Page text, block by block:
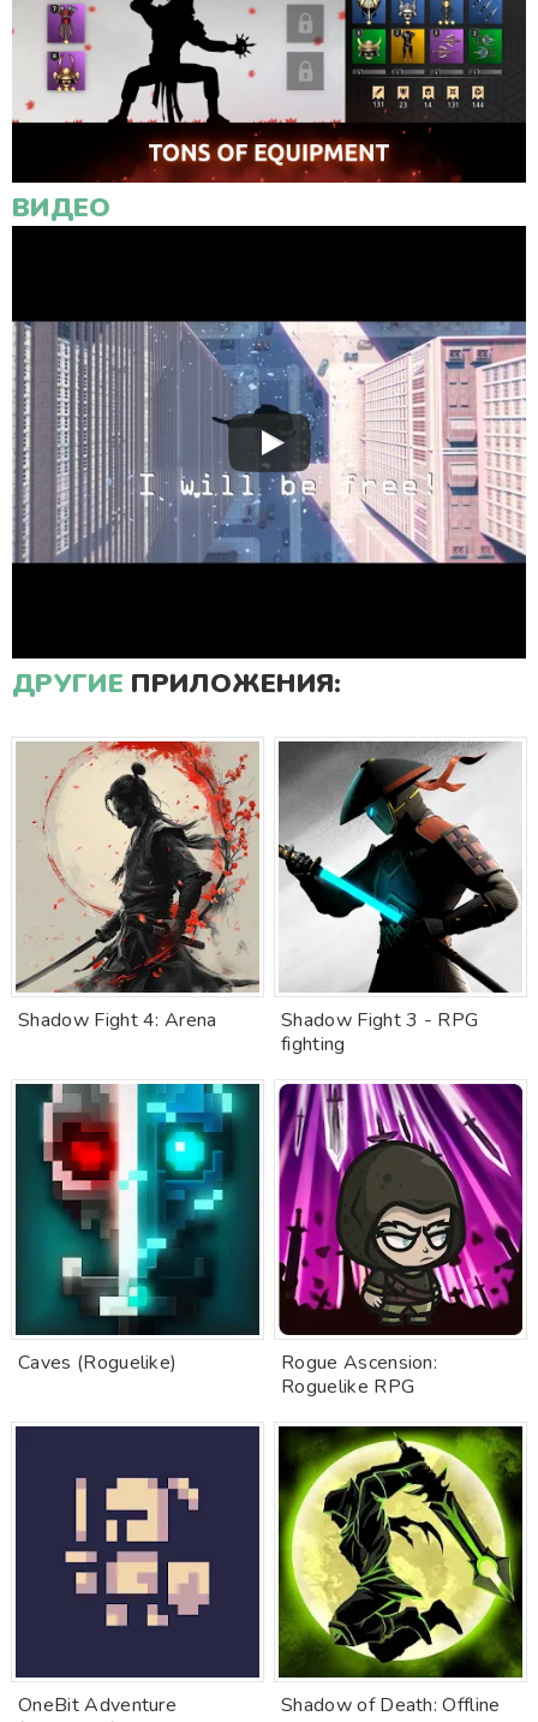
ВИДЕО
ДРУГИЕ ПРИЛОЖЕНИЯ:
Shadow Fight 4: Arena
Shadow Fight 3 - RPG
fighting
Caves (Roguelike)
Rogue Ascension:
Roguelike RPG
OneBit Adventure
Shadow of Death: Offline